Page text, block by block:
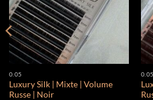
0.05
Luxury Silk | Mixte | Volume
Russe | Noir
0.05